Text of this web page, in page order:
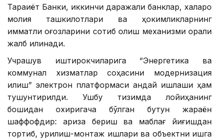
Тараққиёт Банки, иккинчи даражали банклар, халқаро
молия ташкилотлари ва ҳокимликларнинг
қимматли қоғозларини сотиб олиш механизми орқали
жалб қилинади.
Учрашув иштирокчиларига “Энергетика ва
коммунал хизматлар соҳасини модернизация
қилиш” электрон платформаси қандай ишлаши ҳам
тушунтирилди. Ушбу тизимда лойиҳанинг
бошидан охиригача бўлган бутун жараён
шаффофдир: ариза бериш ва маблағ йиғишдан
тортиб, қурилиш-монтаж ишлари ва объектни ишга